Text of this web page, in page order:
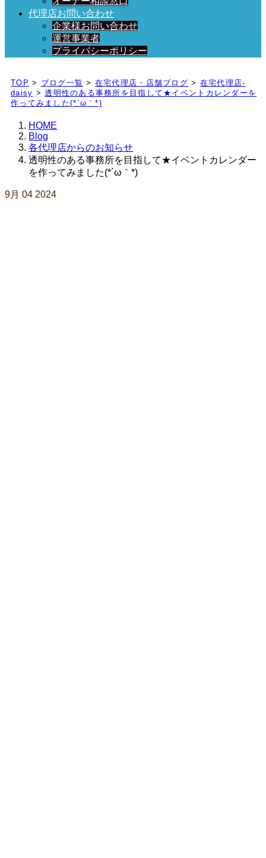
代理店お問い合わせ
企業様お問い合わせ
運営事業者
プライバシーポリシー
日々、ブログを更新中！
TOP > ブログ一覧 > 在宅代理店・店舗ブログ > 在宅代理店-
daisy >透明性のある事務所を目指して★イベントカレンダーを
作ってみました(*´ω｀*)
HOME
Blog
各代理店からのお知らせ
透明性のある事務所を目指して★イベントカレンダー
を作ってみました(*´ω｀*)
9月 04 2024